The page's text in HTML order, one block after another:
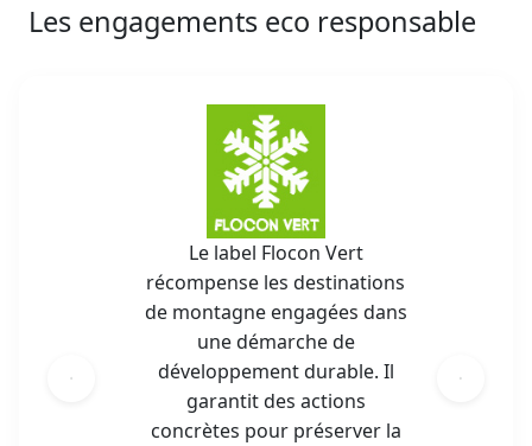
Les engagements eco responsable
Le label Flocon Vert
récompense les destinations
de montagne engagées dans
une démarche de
développement durable. Il
garantit des actions
concrètes pour préserver la